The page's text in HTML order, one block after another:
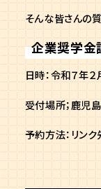
そんな皆さんの
企業奨学金
日時：令和７年
受付場所；鹿児
予約方法：リン